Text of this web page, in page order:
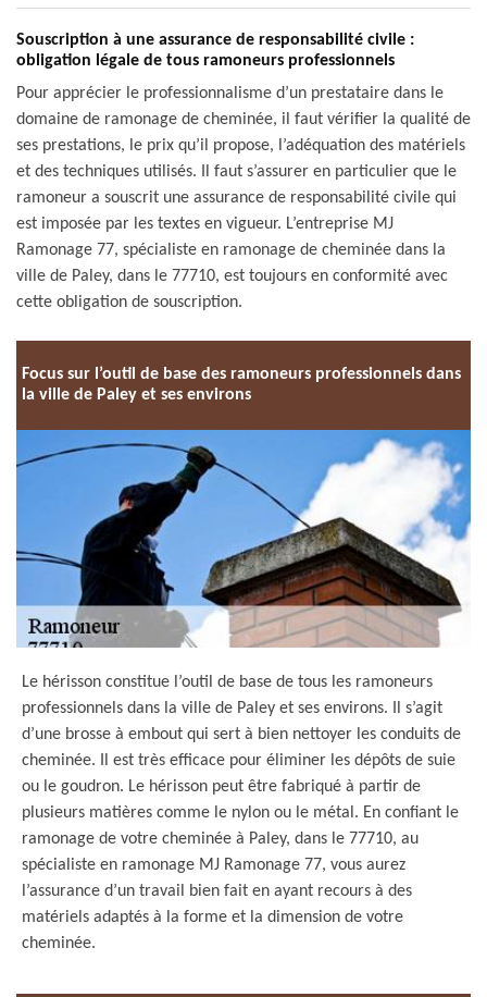
Souscription à une assurance de responsabilité civile :
obligation légale de tous ramoneurs professionnels
Pour apprécier le professionnalisme d’un prestataire dans le
domaine de ramonage de cheminée, il faut vérifier la qualité de
ses prestations, le prix qu’il propose, l’adéquation des matériels
et des techniques utilisés. Il faut s’assurer en particulier que le
ramoneur a souscrit une assurance de responsabilité civile qui
est imposée par les textes en vigueur. L’entreprise MJ
Ramonage 77, spécialiste en ramonage de cheminée dans la
ville de Paley, dans le 77710, est toujours en conformité avec
cette obligation de souscription.
Focus sur l’outil de base des ramoneurs professionnels dans
la ville de Paley et ses environs
Le hérisson constitue l’outil de base de tous les ramoneurs
professionnels dans la ville de Paley et ses environs. Il s’agit
d’une brosse à embout qui sert à bien nettoyer les conduits de
cheminée. Il est très efficace pour éliminer les dépôts de suie
ou le goudron. Le hérisson peut être fabriqué à partir de
plusieurs matières comme le nylon ou le métal. En confiant le
ramonage de votre cheminée à Paley, dans le 77710, au
spécialiste en ramonage MJ Ramonage 77, vous aurez
l’assurance d’un travail bien fait en ayant recours à des
matériels adaptés à la forme et la dimension de votre
cheminée.